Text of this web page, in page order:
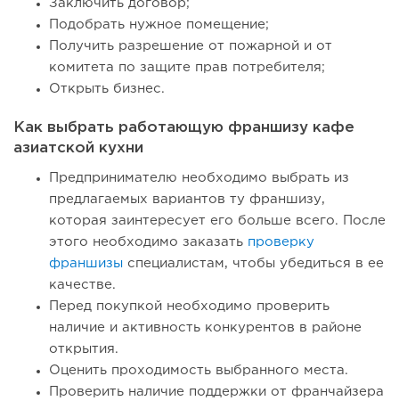
Заключить договор;
Подобрать нужное помещение;
Получить разрешение от пожарной и от
комитета по защите прав потребителя;
Открыть бизнес.
Как выбрать работающую франшизу кафе
азиатской кухни
Предпринимателю необходимо выбрать из
предлагаемых вариантов ту франшизу,
которая заинтересует его больше всего. После
этого необходимо заказать проверку
франшизы специалистам, чтобы убедиться в ее
качестве.
Перед покупкой необходимо проверить
наличие и активность конкурентов в районе
открытия.
Оценить проходимость выбранного места.
Проверить наличие поддержки от франчайзера